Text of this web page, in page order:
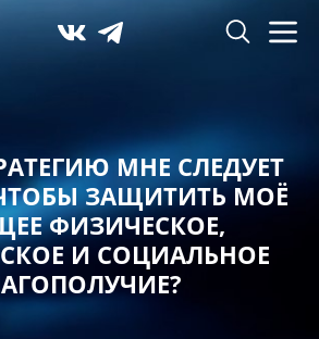
МНЕ СЛЕДУЕТ
ЗАЩИТИТЬ МОЁ
ФИЗИЧЕСКОЕ,
И СОЦИАЛЬНОЕ